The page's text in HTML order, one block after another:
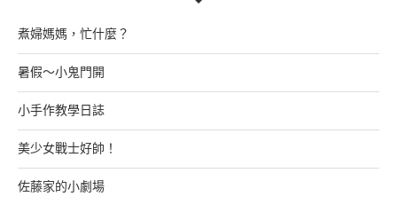
煮婦媽媽，忙什麼？
暑假～小鬼門開
小手作教學日誌
美少女戰士好帥！
佐藤家的小劇場